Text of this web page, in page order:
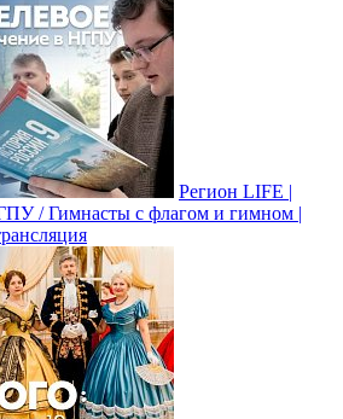
Регион LIFE |
/ Гимнасты с флагом и гимном |